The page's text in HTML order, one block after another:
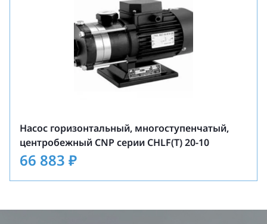
Насос горизонтальный, многоступенчатый,
центробежный CNP серии CHLF(T) 20-10
66 883 ₽